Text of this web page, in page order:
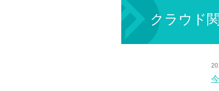
クラウド